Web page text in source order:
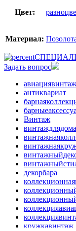
Цвет:
Материал:
Задать вопрос
авиациявинтаж
антиквариат
Винтаж
винтаждлядома
декорбара
кружкавинтаж